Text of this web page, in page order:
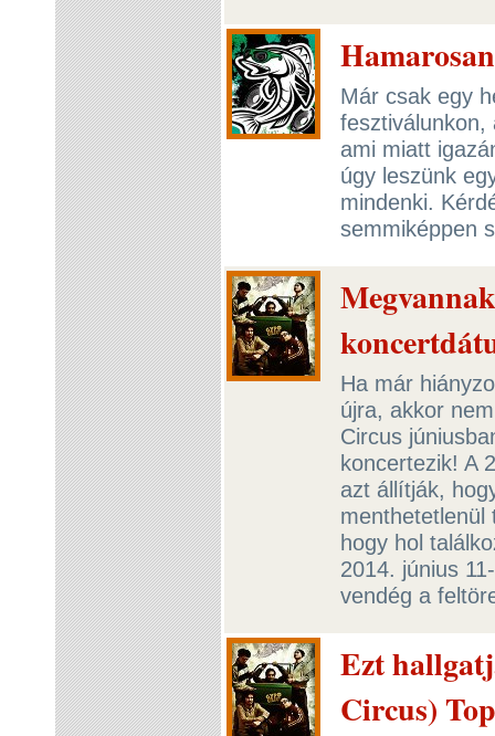
Már csak egy
fesztiválunkon,
ami miatt
úgy leszünk
mindenki.
semmiképpen
Ha már
újra, akkor
Circus
koncertezik! A
azt állítják,
menthetetlenül
hogy hol
2014. június
vendég a
Ezt
Circus)